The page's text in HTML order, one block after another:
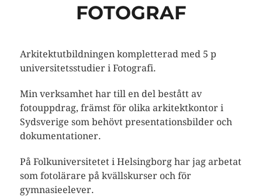
FOTOGRAF
Arkitektutbildningen kompletterad med 5 p
universitetsstudier i Fotografi.
Min verksamhet har till en del bestått av
fotouppdrag, främst för olika arkitektkontor i
Sydsverige som behövt presentationsbilder och
dokumentationer.
På Folkuniversitetet i Helsingborg har jag arbetat
som fotolärare på kvällskurser och för
gymnasieelever.